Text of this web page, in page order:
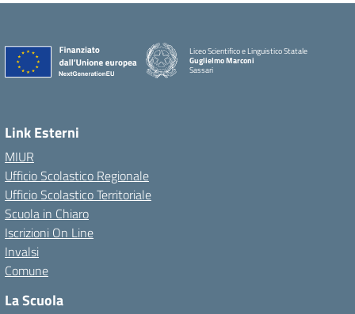
Liceo Scientifico e Linguistico Statale
Guglielmo Marconi
Sassari
Link Esterni
MIUR
Ufficio Scolastico Regionale
Ufficio Scolastico Territoriale
Scuola in Chiaro
Iscrizioni On Line
Invalsi
Comune
La Scuola